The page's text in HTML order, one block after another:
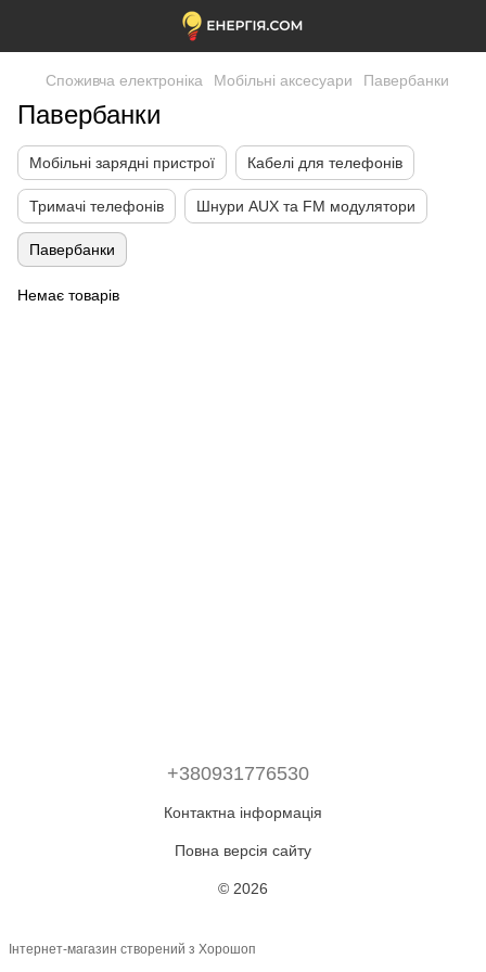
Споживча електроніка Мобільні аксесуари Павербанки
Павербанки
Мобільні зарядні пристрої Кабелі для телефонів
Тримачі телефонів Шнури AUX та FM модулятори
Павербанки
Немає товарів
+380931776530
Контактна інформація
Повна версія сайту
© 2026
Інтернет-магазин створений з Хорошоп